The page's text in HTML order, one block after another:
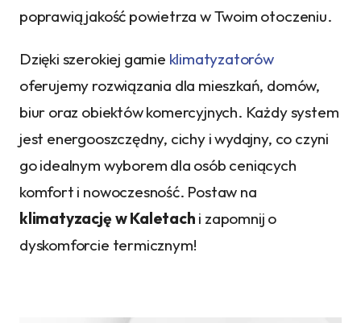
poprawią jakość powietrza w Twoim otoczeniu.
Dzięki szerokiej gamie klimatyzatorów
oferujemy rozwiązania dla mieszkań, domów,
biur oraz obiektów komercyjnych. Każdy system
jest energooszczędny, cichy i wydajny, co czyni
go idealnym wyborem dla osób ceniących
komfort i nowoczesność. Postaw na
klimatyzację w Kaletach i zapomnij o
dyskomforcie termicznym!